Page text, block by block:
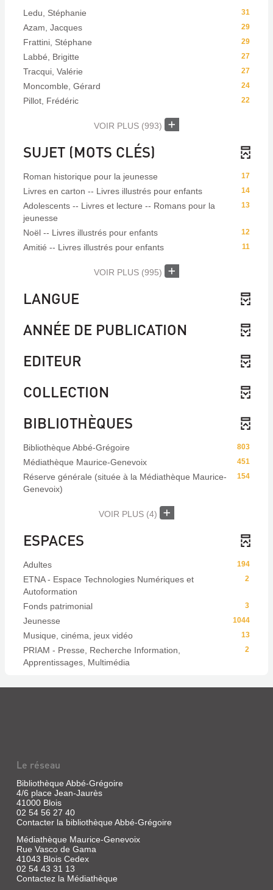
31
Ledu, Stéphanie
29
Azam, Jacques
29
Frattini, Stéphane
27
Labbé, Brigitte
27
Tracqui, Valérie
24
Moncomble, Gérard
22
Pillot, Frédéric
VOIR PLUS (993)
SUJET (MOTS CLÉS)
17
Roman historique pour la jeunesse
14
Livres en carton -- Livres illustrés pour enfants
13
Adolescents -- Livres et lecture -- Romans pour la
jeunesse
12
Noël -- Livres illustrés pour enfants
11
Amitié -- Livres illustrés pour enfants
VOIR PLUS (995)
LANGUE
ANNÉE DE PUBLICATION
EDITEUR
COLLECTION
BIBLIOTHÈQUES
803
Bibliothèque Abbé-Grégoire
451
Médiathèque Maurice-Genevoix
154
Réserve générale (située à la Médiathèque Maurice-
Genevoix)
VOIR PLUS (4)
ESPACES
194
Adultes
2
ETNA - Espace Technologies Numériques et
Autoformation
3
Fonds patrimonial
1044
Jeunesse
13
Musique, cinéma, jeux vidéo
2
PRIAM - Presse, Recherche Information,
Apprentissages, Multimédia
Le réseau
Bibliothèque Abbé-Grégoire
4/6 place Jean-Jaurès
41000 Blois
02 54 56 27 40
Contacter la bibliothèque Abbé-Grégoire
Médiathèque Maurice-Genevoix
Rue Vasco de Gama
41043 Blois Cedex
02 54 43 31 13
Contactez la Médiathèque